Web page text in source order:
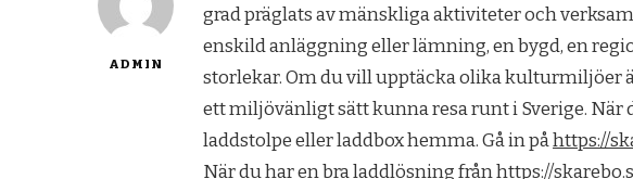
ADMIN
grad präglats av mänskliga aktiviteter och
enskild anläggning eller lämning, en bygd, en
storlekar. Om du vill upptäcka olika kulturmiljöer
ett miljövänligt sätt kunna resa runt i Sverige. När
laddstolpe eller laddbox hemma. Gå in påhttps://
När du har en bra laddlösning från https://